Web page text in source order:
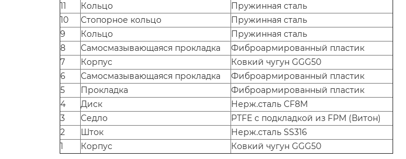
11
Кольцо
Пружинная сталь
10
Стопорное кольцо
Пружинная сталь
9
Кольцо
Пружинная сталь
8
Самосмазывающаяся прокладка
Фиброармированный пластик
7
Корпус
Ковкий чугун GGG50
6
Самосмазывающаяся прокладка
Фиброармированный пластик
5
Прокладка
Фиброармированный пластик
4
Диск
Нерж.сталь CF8M
3
Седло
PTFE с подкладкой из FPM (Витон)
2
Шток
Нерж.сталь SS316
1
Корпус Ковкий чугун GGG50